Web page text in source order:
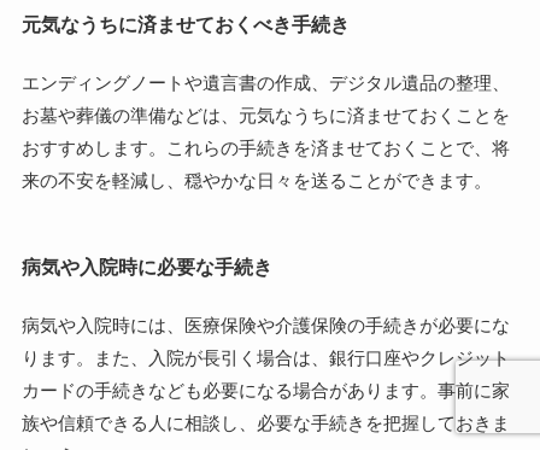
元気なうちに済ませておくべき手続き
エンディングノートや遺言書の作成、デジタル遺品の整理、
お墓や葬儀の準備などは、元気なうちに済ませておくことを
おすすめします。これらの手続きを済ませておくことで、将
来の不安を軽減し、穏やかな日々を送ることができます。
病気や入院時に必要な手続き
病気や入院時には、医療保険や介護保険の手続きが必要にな
ります。また、入院が長引く場合は、銀行口座やクレジット
カードの手続きなども必要になる場合があります。事前に家
族や信頼できる人に相談し、必要な手続きを把握しておきま